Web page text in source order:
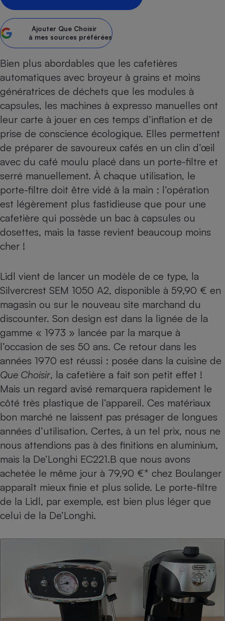
Ajouter Que Choisir
à mes sources préférées
Bien plus abordables que les cafetières
automatiques avec broyeur à grains et moins
génératrices de déchets que les modules à
capsules, les machines à expresso manuelles ont
leur carte à jouer en ces temps d’inflation et de
prise de conscience écologique. Elles permettent
de préparer de savoureux cafés en un clin d’œil
avec du café moulu placé dans un porte-filtre et
serré manuellement. À chaque utilisation, le
porte-filtre doit être vidé à la main : l’opération
est légèrement plus fastidieuse que pour une
cafetière qui possède un bac à capsules ou
dosettes, mais la tasse revient beaucoup moins
cher !
Lidl vient de lancer un modèle de ce type, la
Silvercrest SEM 1050 A2, disponible à 59,90 € en
magasin ou sur le nouveau site marchand du
discounter. Son design est dans la lignée de la
gamme « 1973 » lancée par la marque à
l’occasion de ses 50 ans. Ce retour dans les
années 1970 est réussi : posée dans la cuisine de
Que Choisir, la cafetière a fait son petit effet !
Mais un regard avisé remarquera rapidement le
côté très plastique de l’appareil. Ces matériaux
bon marché ne laissent pas présager de longues
années d’utilisation. Certes, à un tel prix, nous ne
nous attendions pas à des finitions en aluminium,
mais la De’Longhi EC221.B que nous avons
achetée le même jour à 79,90 €* chez Boulanger
apparaît mieux finie et plus solide. Le porte-filtre
de la Lidl, par exemple, est bien plus léger que
celui de la De’Longhi.
bouteille
Banque
Lave-linge
Climatiseur -
Ventilateur
Cafetière à expressos
Robot ménager
Téléviseur
Téléphone mobile -
Smartphone
Antivirus
Matelas
Radiateur électrique
Climatiseur -
Ventilateur
Antimoustique